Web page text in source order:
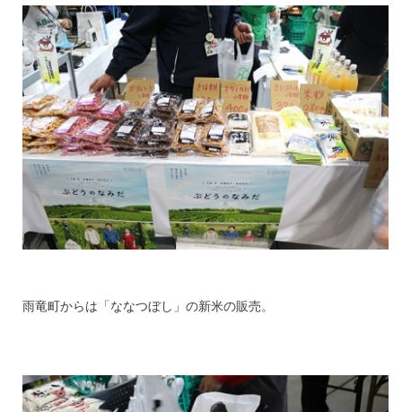
雨竜町からは「ななつぼし」の新米の販売。